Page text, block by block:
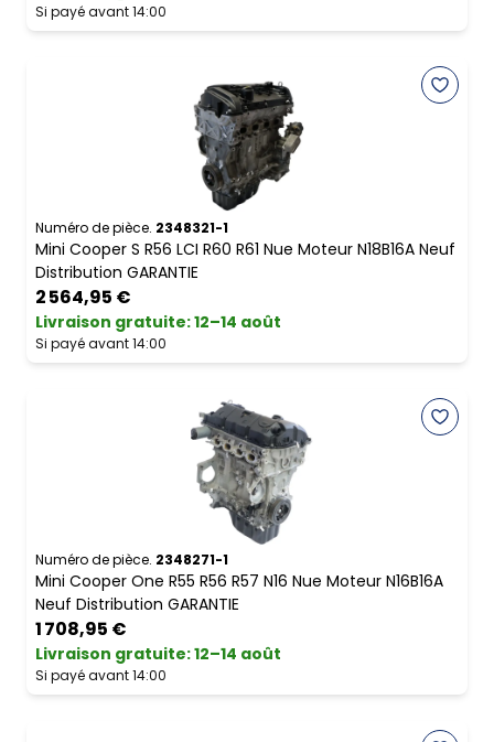
Si payé avant 14:00
Numéro de pièce. 2348321-1
Mini Cooper S R56 LCI R60 R61 Nue Moteur N18B16A Neuf
Distribution GARANTIE
2 564,95 €
Livraison gratuite:12–14 août
Si payé avant 14:00
Numéro de pièce. 2348271-1
Mini Cooper One R55 R56 R57 N16 Nue Moteur N16B16A
Neuf Distribution GARANTIE
1 708,95 €
Livraison gratuite:12–14 août
Si payé avant 14:00